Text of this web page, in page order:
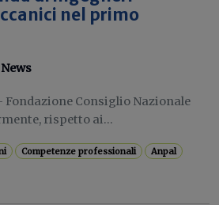
nel primo
Consiglio Nazionale
rispetto ai...
Competenze professionali
Anpal